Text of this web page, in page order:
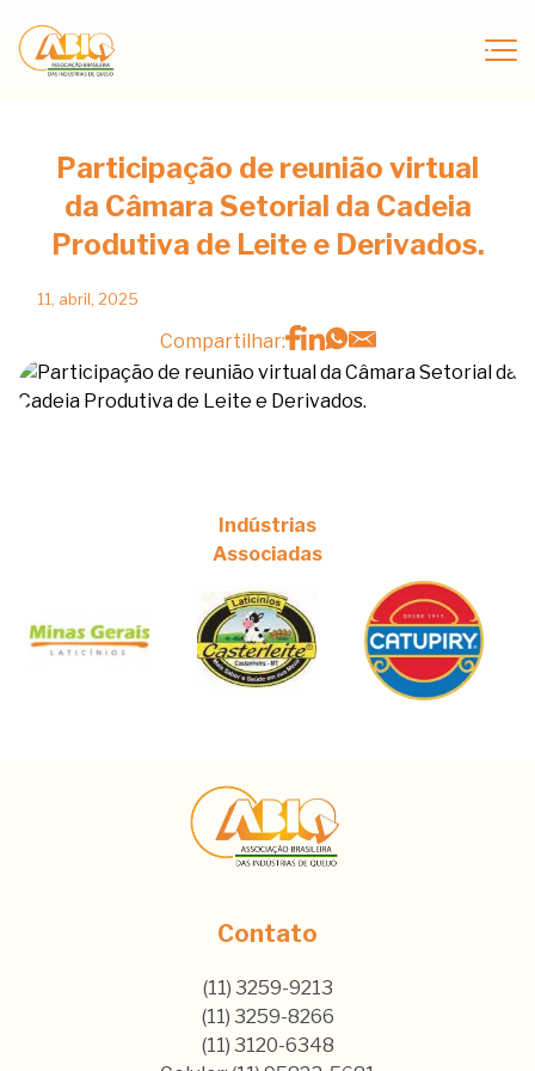
Participação de reunião virtual
da Câmara Setorial da Cadeia
Produtiva de Leite e Derivados.
11, abril, 2025
Compartilhar:
Indústrias
Associadas
Contato
(11) 3259-9213
(11) 3259-8266
(11) 3120-6348